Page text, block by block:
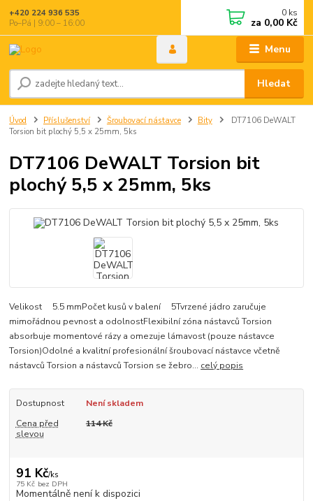
Menu
Hledat
+420 224 936 535
Po–Pá | 9:00 – 16:00
0 ks
za 0,00 Kč
Úvod Příslušenství Šroubovací nástavce Bity
DT7106 DeWALT
Torsion bit plochý 5,5 x 25mm, 5ks
DT7106 DeWALT Torsion bit
plochý 5,5 x 25mm, 5ks
Velikost 5.5 mmPočet kusů v balení 5Tvrzené jádro zaručuje
mimořádnou pevnost a odolnostFlexibilní zóna nástavců Torsion
absorbuje momentové rázy a omezuje lámavost (pouze nástavce
Torsion)Odolné a kvalitní profesionální šroubovací nástavce včetně
nástavců Torsion a nástavců Torsion se žebro... celý popis
Dostupnost
Není skladem
Cena před
slevou
114 Kč
91 Kč/ks
75 Kč bez DPH
Momentálně není k dispozici